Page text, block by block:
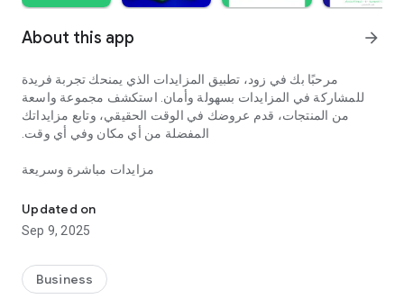
About this app arrow_forward
مرحبًا بك في زود، تطبيق المزايدات الذي يمنحك تجربة فريدة
للمشاركة في المزايدات بسهولة وأمان. استكشف مجموعة واسعة
من المنتجات، قدم عروضك في الوقت الحقيقي، وتابع مزايداتك
المفضلة من أي مكان وفي أي وقت.
مزايدات مباشرة وسريعة
تنبيهات فورية لمتابعة المزايدات
خيارات دفع آمنة ومتعددة
تجربة شراء وبيع شفافة وموثوقة
حمّل تطبيق زود الآن وابدأ رحلتك مع المزايدات الذكية!
Updated on
Sep 9, 2025
Business